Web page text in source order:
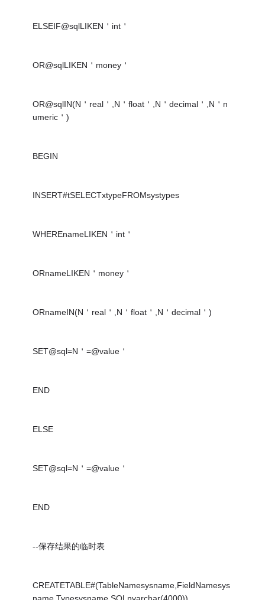
ELSEIF@sqlLIKEN＇int＇
OR@sqlLIKEN＇money＇
OR@sqlIN(N＇real＇,N＇float＇,N＇decimal＇,N＇n
umeric＇)
BEGIN
INSERT#tSELECTxtypeFROMsystypes
WHEREnameLIKEN＇int＇
ORnameLIKEN＇money＇
ORnameIN(N＇real＇,N＇float＇,N＇decimal＇)
SET@sql=N＇=@value＇
END
ELSE
SET@sql=N＇=@value＇
END
--保存结果的临时表
CREATETABLE#(TableNamesysname,FieldNamesys